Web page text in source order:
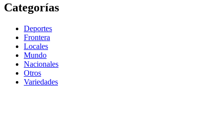
Categorías
Deportes
Frontera
Locales
Mundo
Nacionales
Otros
Variedades